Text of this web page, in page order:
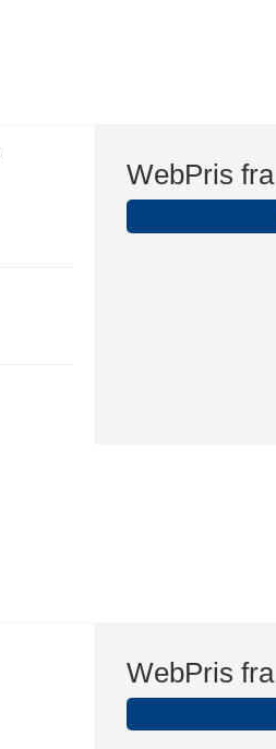
WebPris fra
WebPris fra